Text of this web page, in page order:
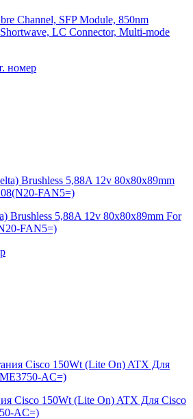
Channel, SFP Module, 850nm
LC Connector, Multi-mode
номер
Brushless 5,88A 12v 80x80x89mm For
FAN5=)
Cisco 150Wt (Lite On) ATX Для Cisco
AC=)